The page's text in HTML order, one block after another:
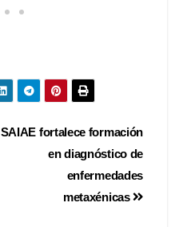
SAIAE fortalece formación
en diagnóstico de
enfermedades
metaxénicas